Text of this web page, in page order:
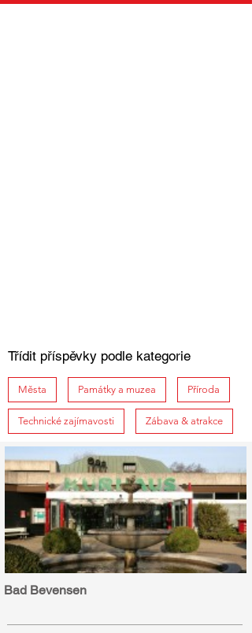
Třídit příspěvky podle kategorie
Města Památky a muzea Příroda
Technické zajímavosti Zábava & atrakce
Bad Bevensen